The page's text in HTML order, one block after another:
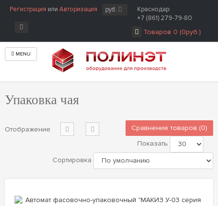
Регистрация или Авторизация руб.
Краснодар
+7 (861) 279-79-80
Товаров 0 (0руб.)
MENU
Упаковка чая
Отображение
Сравнение товаров (0)
Показать
Сортировка